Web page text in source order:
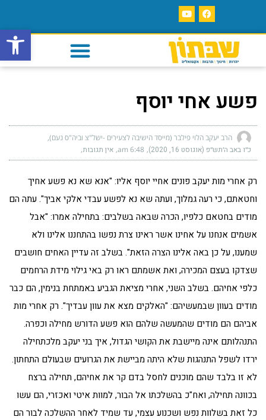
פתח
פשע אחי יוסף
הרב יעקב הלוי פילבר (מייסד הישיבה לצעירים -ישל"צ וביה"ס נעם)
כ״ו באב ה׳תש״פ (אוגוסט 16, 2020) 6:48 am אין תגובות
רק אחרי מות יעקב פונים אחיי יוסף אליו: "אנא שא נא פשע אחיך
וחטאתם, כי רעה גמלוך, ועתה שא נא לפשע עבדי אלקי אביך". עתה הם
מודים בחטאם כלפיו, הכרה שבאה בשלבים: בתחילה אמרו: "אבל
אשמים אנחנו על אחינו אשר ראינו צרת נפשו בהתחננו אלינו ולא
שמענו, על כן באה אלינו הצרה הזאת". בשלב זה עדיין האחים חושבים
שצדקו בעצם המכירה, ואת אשמתם ראו רק באי גילוי מידת הרחמים
כלפי אחיהם. בשלב השני, אחרי מציאת הגביע באמתחת בנימין, הם כבר
מודים בעוון שבמעשיהם: "האלקים מצא את עוון עבדיך". רק אחרי מות
אביהם הם מודים שהמעשה שלהם הוא פשע הדורש מחילה וכפרה.
התנהלותם אינה מיישבת את הקושי הגדול, איך בני יעקב מלכתחילה
ירדו לשפל התנהגות שלא היתה מביישת את הגרועים שבעולם התחתון.
לא זו בלבד שהם מוכנים לחסל בדם קר את אחיהם, תחילה ברצח
בכוונה תחילה, ואח"כ בהשלכתו אל הבור, למוות איטי ואכזרי, הם עשו
כל זאת בשלוות נפש ושכנוע עצמי, עד שמיד לאחר ההשלכה לבור הם